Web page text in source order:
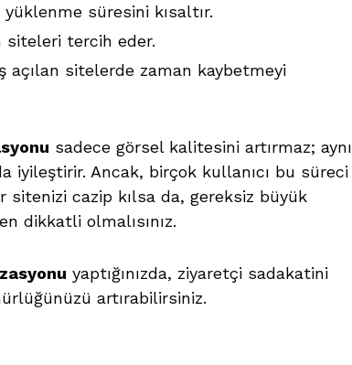
süresini kısaltır.
siteleri tercih eder.
açılan sitelerde zaman kaybetmeyi
sadece görsel kalitesini artırmaz; aynı
iyileştirir. Ancak, birçok kullanıcı bu süreci
cazip kılsa da, gereksiz büyük
dikkatli olmalısınız.
yaptığınızda, ziyaretçi sadakatini
artırabilirsiniz.